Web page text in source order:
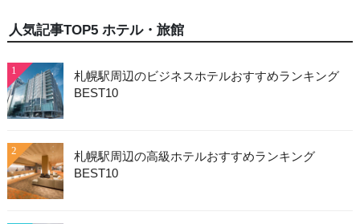
人気記事TOP5 ホテル・旅館
1
札幌駅周辺のビジネスホテルおすすめランキング
BEST10
2
札幌駅周辺の高級ホテルおすすめランキング
BEST10